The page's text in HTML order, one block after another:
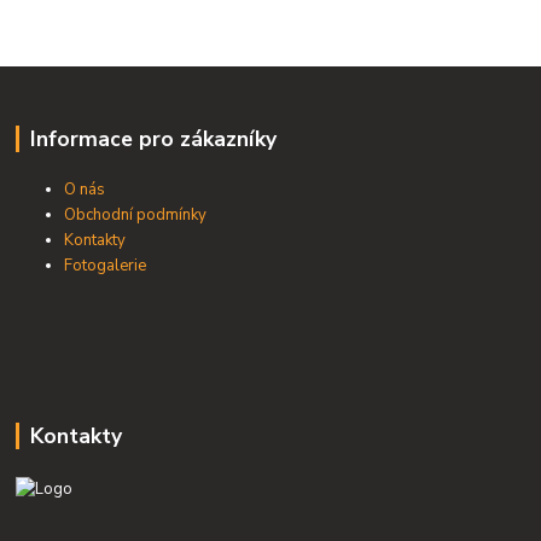
Informace pro zákazníky
O nás
Obchodní podmínky
Kontakty
Fotogalerie
Kontakty